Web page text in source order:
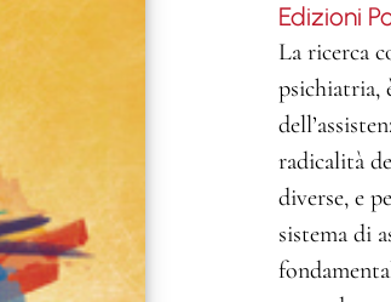
Edizioni
La ricerca
psichiatria,
radicalità
diverse, e
sistema di